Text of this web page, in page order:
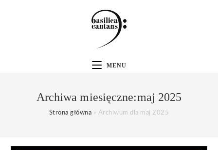
MENU
Archiwa miesięczne:maj 2025
Strona główna » Archiwum dla maj 2025